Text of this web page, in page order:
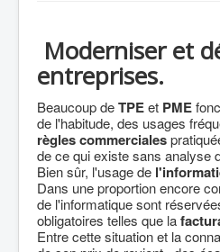
Moderniser et
entreprises.
Beaucoup deTPEet PME
de l'habitude, des usages
règles commerciales
de ce qui existe sans analyse
Bien sûr, l'usage de
Dans une proportion encore
de l'informatique sont
obligatoires telles que la
Entre cette situation et la